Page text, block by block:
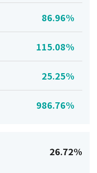
86.96%
115.08%
25.25%
986.76%
26.72%